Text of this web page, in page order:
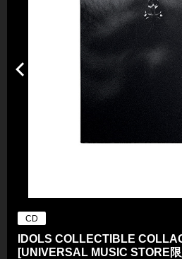
CD
IDOLS COLLECTIBLE
[UNIVERSAL MUSIC STORE